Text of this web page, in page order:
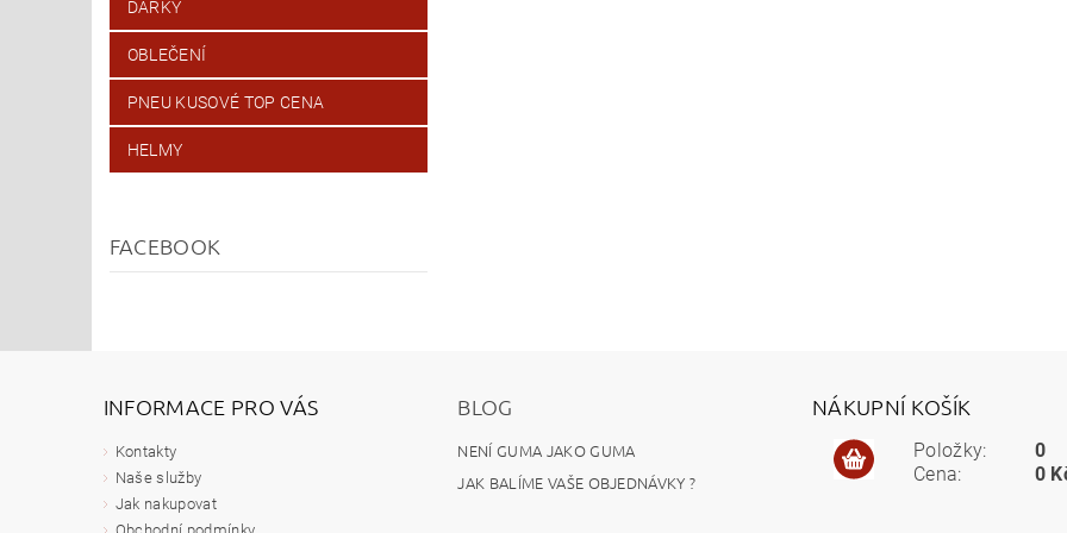
DÁRKY
OBLEČENÍ
PNEU KUSOVÉ TOP CENA
HELMY
FACEBOOK
INFORMACE PRO VÁS
Kontakty
Naše služby
Jak nakupovat
BLOG
NENÍ GUMA JAKO GUMA
JAK BALÍME VAŠE OBJEDNÁVKY ?
NÁKUPNÍ KOŠÍK
Položky:
Cena:
0
0